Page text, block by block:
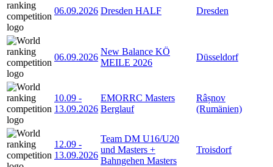
06.09.2026 Dresden HALF Dresden
06.09.2026
New Balance KÖ
MEILE 2026
Düsseldorf
10.09 -
13.09.2026
EMORRC Masters
Berglauf
Râșnov
(Rumänien)
12.09 -
13.09.2026
Team DM U16/U20
und Masters +
Bahngehen Masters
Troisdorf